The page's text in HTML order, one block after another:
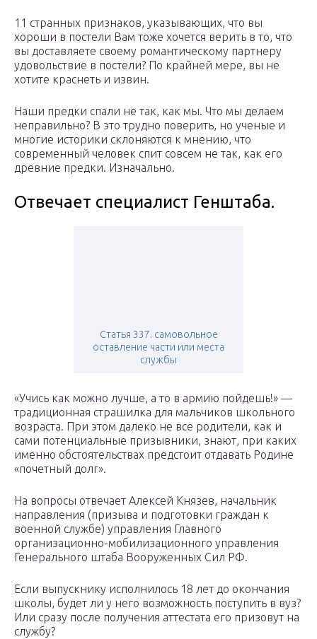
11 странных признаков, указывающих, что вы
хороши в постели Вам тоже хочется верить в то, что
вы доставляете своему романтическому партнеру
удовольствие в постели? По крайней мере, вы не
хотите краснеть и извин.
Наши предки спали не так, как мы. Что мы делаем
неправильно? В это трудно поверить, но ученые и
многие историки склоняются к мнению, что
современный человек спит совсем не так, как его
древние предки. Изначально.
Отвечает специалист Генштаба.
Статья 337. самовольное
оставление части или места
службы
«Учись как можно лучше, а то в армию пойдешь!» —
традиционная страшилка для мальчиков школьного
возраста. При этом далеко не все родители, как и
сами потенциальные призывники, знают, при каких
именно обстоятельствах предстоит отдавать Родине
«почетный долг».
На вопросы отвечает Алексей Князев, начальник
направления (призыва и подготовки граждан к
военной службе) управления Главного
организационно-мобилизационного управления
Генерального штаба Вооруженных Сил РФ.
Если выпускнику исполнилось 18 лет до окончания
школы, будет ли у него возможность поступить в вуз?
Или сразу после получения аттестата его призовут на
службу?